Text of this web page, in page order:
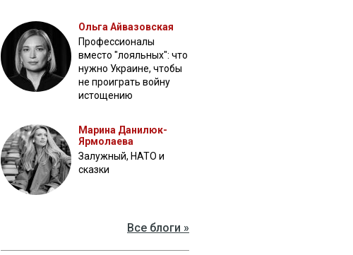
Ольга Айвазовская
Профессионалы
вместо "лояльных": что
нужно Украине, чтобы
не проиграть войну
истощению
Марина Данилюк-
Ярмолаева
Залужный, НАТО и
сказки
Все блоги »